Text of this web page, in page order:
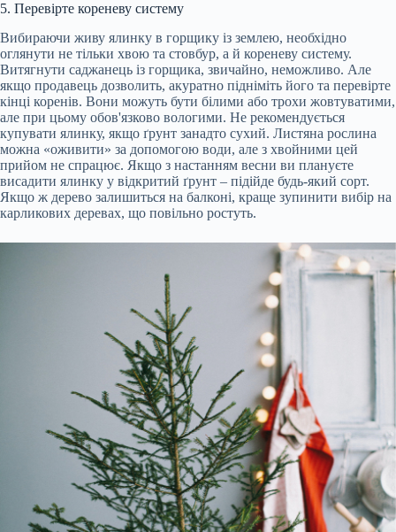
5. Перевірте кореневу систему
Вибираючи живу ялинку в горщику із землею, необхідно
оглянути не тільки хвою та стовбур, а й кореневу систему.
Витягнути саджанець із горщика, звичайно, неможливо. Але
якщо продавець дозволить, акуратно підніміть його та перевірте
кінці коренів. Вони можуть бути білими або трохи жовтуватими,
але при цьому обов'язково вологими. Не рекомендується
купувати ялинку, якщо ґрунт занадто сухий. Листяна рослина
можна «оживити» за допомогою води, але з хвойними цей
прийом не спрацює. Якщо з настанням весни ви плануєте
висадити ялинку у відкритий ґрунт – підійде будь-який сорт.
Якщо ж дерево залишиться на балконі, краще зупинити вибір на
карликових деревах, що повільно ростуть.